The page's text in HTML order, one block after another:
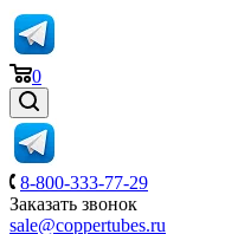
0
8-800-333-77-29
Заказать звонок
sale@coppertubes.ru